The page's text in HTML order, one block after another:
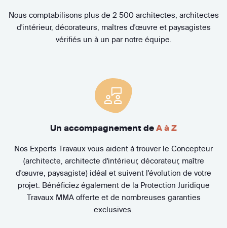
Nous comptabilisons plus de 2 500 architectes, architectes
d'intérieur, décorateurs, maîtres d'œuvre et paysagistes
vérifiés un à un par notre équipe.
Un accompagnement de A à Z
Nos Experts Travaux vous aident à trouver le Concepteur
(architecte, architecte d'intérieur, décorateur, maître
d'œuvre, paysagiste) idéal et suivent l'évolution de votre
projet. Bénéficiez également de la Protection Juridique
Travaux MMA offerte et de nombreuses garanties
exclusives.